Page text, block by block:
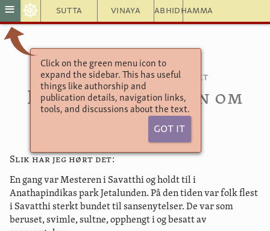
Sutta Vinaya Abhidhamma
≡ ☸
Click on the green menu icon to
expand the sidebar. This has useful
things like authorship and
publication details, navigation links,
tools, and discussions about the text.
Got It
Høytidelige uttalelser 7.4
Culavagga—Det lille kapitlet
Den andre teksten om
bindinger
Slik har jeg hørt det:
En gang var Mesteren i Savatthi og holdt til i
Anathapindikas park Jetalunden. På den tiden var folk flest
i Savatthi sterkt bundet til sansenytelser. De var som
beruset, svimle, sultne, opphengt i og besatt av